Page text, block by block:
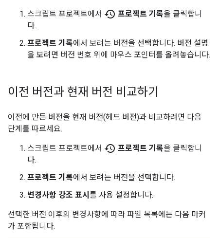
스크립트 프로젝트에서 history 프로젝트 기록을 클릭합니
다.
프로젝트 기록에서 보려는 버전을 선택합니다. 버전 설명
을 보려면 버전 번호 위에 마우스 포인터를 올려놓습니다.
이전 버전과 현재 버전 비교하기
이전에 만든 버전을 현재 버전(헤드 버전)과 비교하려면 다음
단계를 따르세요.
스크립트 프로젝트에서 history 프로젝트 기록을 클릭합니
다.
프로젝트 기록에서 보려는 버전을 선택합니다.
변경사항 강조 표시 를 사용 설정합니다.
선택한 버전 이후의 변경사항에 따라 파일 목록에는 다음 마커
가 포함됩니다.